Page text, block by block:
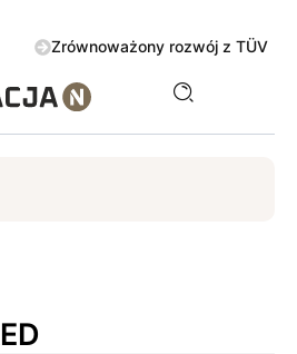
Zrównoważony rozwój z TÜV